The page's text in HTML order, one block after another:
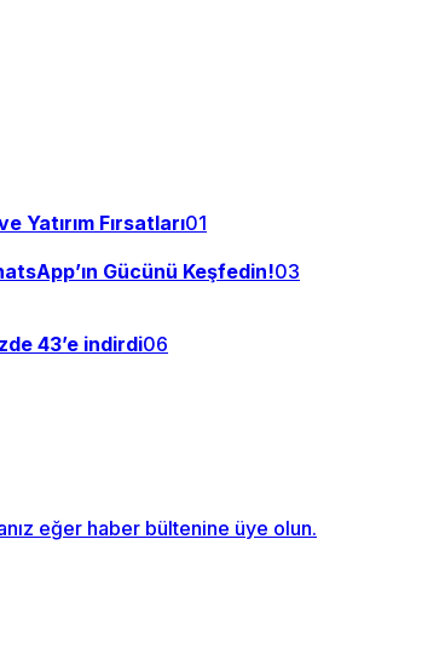
Yatırım Fırsatları01
Gücünü Keşfedin!03
43’e indirdi06
eğer haber bültenine üye olun.